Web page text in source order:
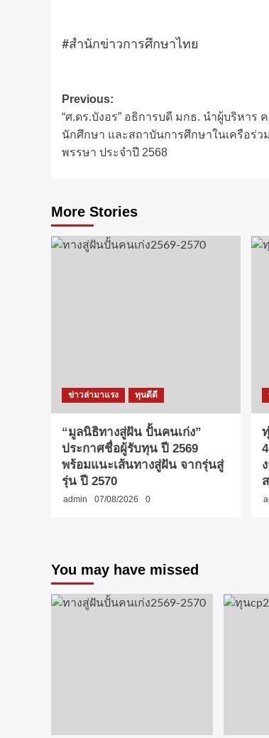
#สำนักข่าวการศึกษาไทย
Post
navigation
Previous:
“ศ.ดร.บังอร” อธิการบดี มกธ. นำผู้บริหาร
นักศึกษา และสถาบันการศึกษาในเครือร่ว
พรรษา ประจำปี 2568
More Stories
ข่าวล่ามาแรง ทุนดีดี
“มูลนิธิทางสู่ฝัน ปั้นคนเก่ง”
ประกาศชื่อผู้รับทุน ปี 2569
พร้อมแนะเส้นทางสู่ฝัน จากรุ่นสู่
รุ่น ปี 2570
admin 07/08/2026 0
You may have missed